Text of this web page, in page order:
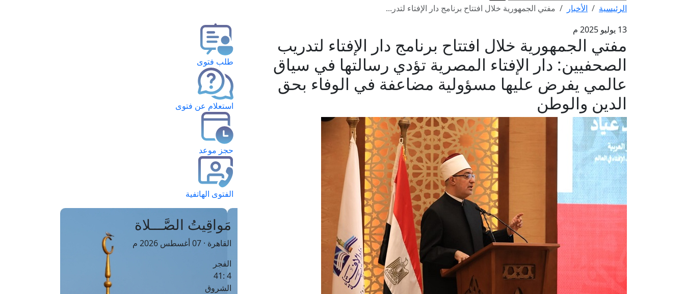
الرئيسية الأخبار
مفتي الجمهورية خلال افتتاح برنامج دار الإفتاء لتدر...
13 يوليو 2025 م
مفتي الجمهورية خلال افتتاح برنامج دار الإفتاء لتدريب
الصحفيين: دار الإفتاء المصرية تؤدي رسالتها في سياق
عالمي يفرض عليها مسؤولية مضاعفة في الوفاء بحق
الدين والوطن
طلب فتوى
استعلام عن فتوى
حجز موعد
الفتوى الهاتفية
مَواقِيتُ الصَّـــلاة
القاهرة · 07 أغسطس 2026 م
الفجر
4 :41
الشروق